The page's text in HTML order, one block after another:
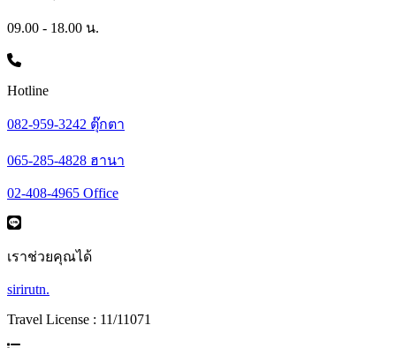
09.00 - 18.00 น.
Hotline
082-959-3242 ตุ๊กตา
065-285-4828 ฮานา
02-408-4965 Office
เราช่วยคุณได้
sirirutn.
Travel License : 11/11071